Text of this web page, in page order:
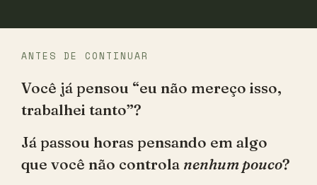
ANTES DE CONTINUAR
Você já pensou “eu não mereço isso,
trabalhei tanto”?
Já passou horas pensando em algo
que você não controla nenhum pouco?